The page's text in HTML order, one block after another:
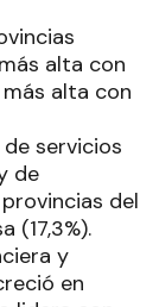
alta con
alta con
servicios
de
del
(17,3%).
y
en